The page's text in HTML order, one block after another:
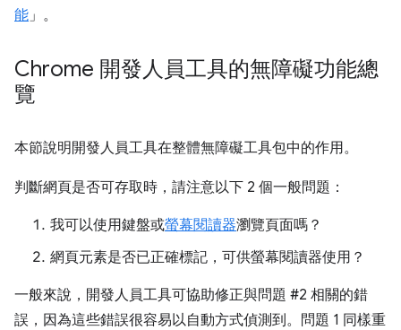
能」。
Chrome 開發人員工具的無障礙功能總
覽
本節說明開發人員工具在整體無障礙工具包中的作用。
判斷網頁是否可存取時，請注意以下 2 個一般問題：
我可以使用鍵盤或螢幕閱讀器瀏覽頁面嗎？
網頁元素是否已正確標記，可供螢幕閱讀器使用？
一般來說，開發人員工具可協助修正與問題 #2 相關的錯
誤，因為這些錯誤很容易以自動方式偵測到。問題 1 同樣重